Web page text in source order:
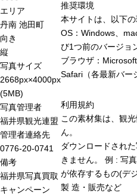
エリア
丹南 池田町
向き
縦
写真サイズ
2668px×4000px
(5MB)
写真管理者
福井県観光連盟
管理者連絡先
0776-20-0741
備考
福井県写真買取
キャンペーン
推奨環境
本サイトは、以下
OS：Windows、
び1つ前のバージョ
ブラウザ：
Safari（各最新バー
利用規約
この素材集は、観
ん。
ダウンロードされ
きません。 例 : 写
が依存するもの(デ
製 造・販売など